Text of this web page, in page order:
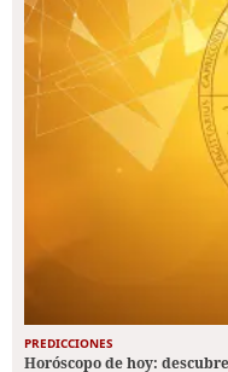
PREDICCIONES
Horóscopo de hoy: